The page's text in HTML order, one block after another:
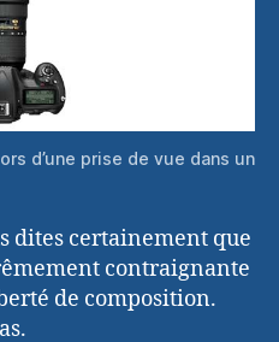
d’une prise de vue dans un
dites certainement que
contraignante
de composition.